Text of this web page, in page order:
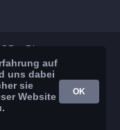
Dienststatus
Play
auf
uns dabei
sie
Website
OK